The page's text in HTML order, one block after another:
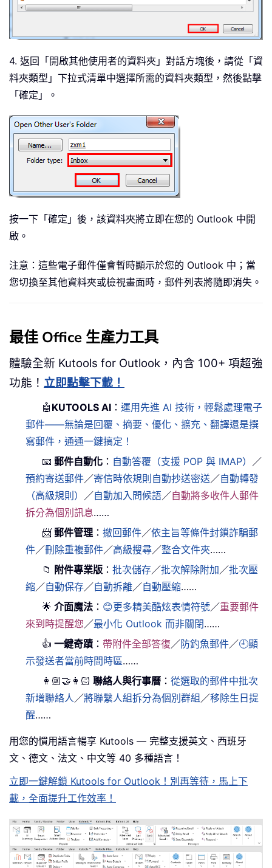
4. 返回「開啟其他使用者的資料夾」對話方塊後，請從「資
料夾類型」下拉式清單中選擇所需的資料夾類型，然後點擊
「確定」。
按一下「確定」後，該資料夾將立即在您的 Outlook 中開
啟。
注意：這些電子郵件僅會暫時顯示於您的 Outlook 中；當
您切換至其他資料夾或檢視畫面時，郵件列表將隨即消失。
最佳 Office 生產力工具
體驗全新 Kutools for Outlook，內含 100+ 項超強
功能！ 立即點擊下載！
🤖 KUTOOLS AI ：運用先進 AI 技術，輕鬆處理電子
郵件——無論是回覆、摘要、優化、擴充、翻譯還是撰
寫郵件，通通一鍵搞定！
📧 郵件自動化 ： 自動答覆（支援 POP 與 IMAP）
／
預約寄送郵件／寄信時依規則自動抄送密送 ／自動轉發
（高級規則）
／自動加入問候語／自動將多收件人郵件
拆分為個別訊息……
📨 郵件管理 ：撤回郵件／依主旨等條件封鎖詐騙郵
件／刪除重複郵件／高級搜尋／整合文件夾……
📁 附件專業版 ：批次儲存／批次解除附加 ／批次壓
縮／自動保存／自動拆離／自動壓縮……
🌟 介面魔法 ： 😊更多精美酷炫表情符號／重要郵件
來到時提醒您 ／最小化 Outlook 而非關閉……
👍 一鍵奇蹟 ： 帶附件全部答復 ／防釣魚郵件／🕘顯
示發送者當前時間時區……
👩🏼‍🤝‍👩🏻 聯絡人與行事曆 ：從選取的郵件中批次
新增聯絡人 ／將聯繫人組拆分為個別群組 ／移除生日提
醒……
用您的慣用語言暢享 Kutools — 完整支援英文、西班牙
文、德文、法文、中文等 40 多種語言！
立即一鍵解鎖 Kutools for Outlook！別再等待，馬上下
載，全面提升工作效率！